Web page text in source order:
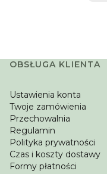
Linki w stopce
OBSŁUGA KLIENTA
Ustawienia konta
Twoje zamówienia
Przechowalnia
Regulamin
Polityka prywatności
Czas i koszty dostawy
Formy płatności